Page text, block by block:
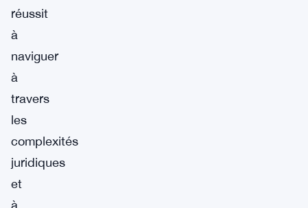
réussit
à
naviguer
à
travers
les
complexités
juridiques
et
à